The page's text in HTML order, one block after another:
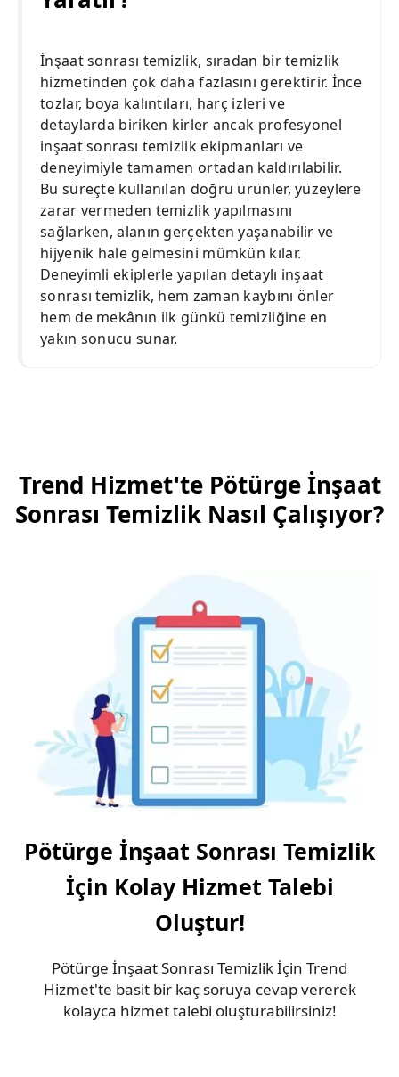
İnşaat sonrası temizlik, sıradan bir temizlik
hizmetinden çok daha fazlasını gerektirir. İnce
tozlar, boya kalıntıları, harç izleri ve
detaylarda biriken kirler ancak profesyonel
inşaat sonrası temizlik ekipmanları ve
deneyimiyle tamamen ortadan kaldırılabilir.
Bu süreçte kullanılan doğru ürünler, yüzeylere
zarar vermeden temizlik yapılmasını
sağlarken, alanın gerçekten yaşanabilir ve
hijyenik hale gelmesini mümkün kılar.
Deneyimli ekiplerle yapılan detaylı inşaat
sonrası temizlik, hem zaman kaybını önler
hem de mekânın ilk günkü temizliğine en
yakın sonucu sunar.
Trend Hizmet'te Pötürge İnşaat
Sonrası Temizlik Nasıl Çalışıyor?
Pötürge İnşaat Sonrası Temizlik
İçin Kolay Hizmet Talebi
Oluştur!
Pötürge İnşaat Sonrası Temizlik İçin Trend
Hizmet'te basit bir kaç soruya cevap vererek
kolayca hizmet talebi oluşturabilirsiniz!